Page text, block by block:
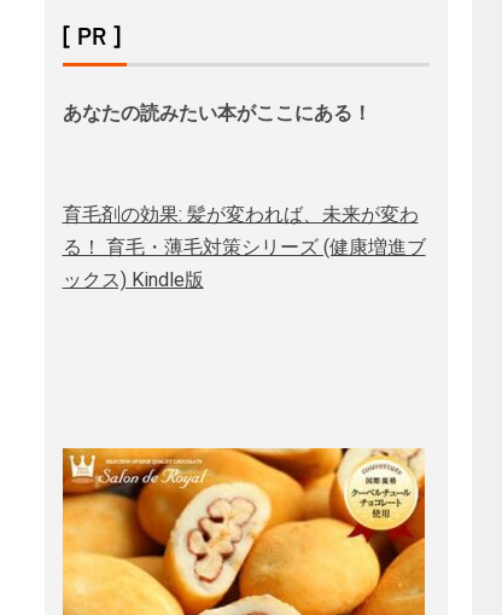
[ PR ]
あなたの読みたい本がここにある！
育毛剤の効果: 髪が変われば、未来が変わ
る！ 育毛・薄毛対策シリーズ (健康増進ブ
ックス) Kindle版